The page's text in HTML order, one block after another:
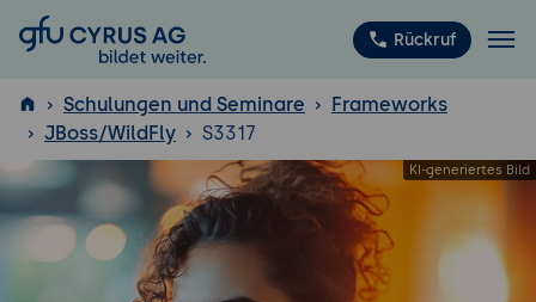
GFU Cyrus AG Rückruf
ISTQB ®
Schulungen und Seminare
Frameworks
JBoss/WildFly
S3317